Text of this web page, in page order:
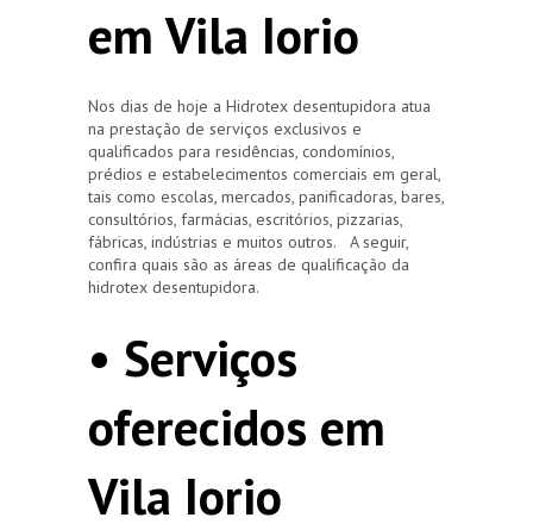
em Vila Iorio
Nos dias de hoje a Hidrotex desentupidora atua
na prestação de serviços exclusivos e
qualificados para residências, condomínios,
prédios e estabelecimentos comerciais em geral,
tais como escolas, mercados, panificadoras, bares,
consultórios, farmácias, escritórios, pizzarias,
fábricas, indústrias e muitos outros. A seguir,
confira quais são as áreas de qualificação da
hidrotex desentupidora.
• Serviços
oferecidos em
Vila Iorio